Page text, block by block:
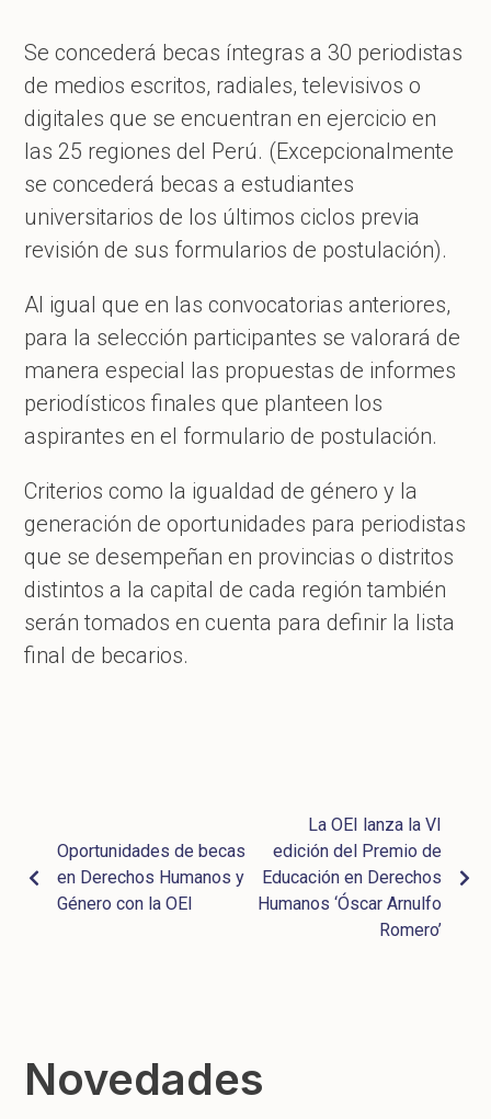
Se concederá becas íntegras a 30 periodistas
de medios escritos, radiales, televisivos o
digitales que se encuentran en ejercicio en
las 25 regiones del Perú. (Excepcionalmente
se concederá becas a estudiantes
universitarios de los últimos ciclos previa
revisión de sus formularios de postulación).
Al igual que en las convocatorias anteriores,
para la selección participantes se valorará de
manera especial las propuestas de informes
periodísticos finales que planteen los
aspirantes en el formulario de postulación.
Criterios como la igualdad de género y la
generación de oportunidades para periodistas
que se desempeñan en provincias o distritos
distintos a la capital de cada región también
serán tomados en cuenta para definir la lista
final de becarios.
Oportunidades de becas
en Derechos Humanos y
Género con la OEI
La OEI lanza la VI
edición del Premio de
Educación en Derechos
Humanos ‘Óscar Arnulfo
Romero’
Novedades